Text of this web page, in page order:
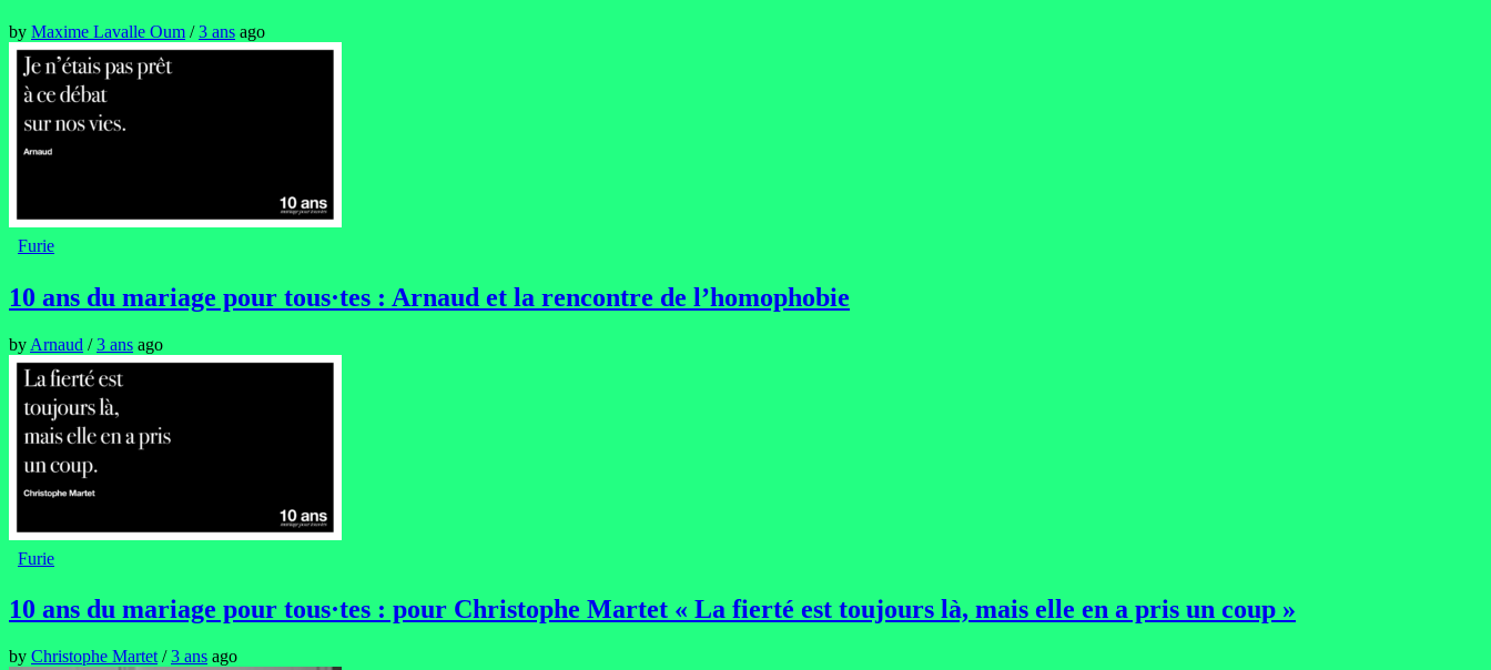
by Maxime Lavalle Oum /3 ans ago
Furie
10 ans du mariage pour tous·tes : Arnaud et la rencontre de l’homophobie
by Arnaud /3 ans ago
Furie
10 ans du mariage pour tous·tes : pour Christophe Martet « La fierté est toujours là, mais elle en a pris un coup »
by Christophe Martet /3 ans ago